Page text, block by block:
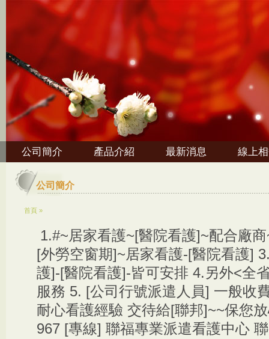
公司簡介 產品介紹 最新消息 線上
公司簡介
首頁 »
1.#~居家看護~[醫院看護]~配合廠
[外勞空窗期]~居家看護-[醫院看護]
護]-[醫院看護]-皆可安排 4.另外<全
服務 5. [公司行號派遣人員] 一般收
耐心看護經驗 交待給[聯邦]~~保您
967 [專線] 聯福專業派遣看護中心